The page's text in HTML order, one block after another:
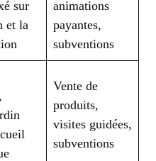
sur
et la
animations
payantes,
subventions
Vente de
produits,
visites guidées,
subventions